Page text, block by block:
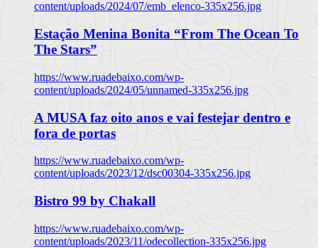
content/uploads/2024/07/emb_elenco-335x256.jpg
Estação Menina Bonita “From The Ocean To
The Stars”
https://www.ruadebaixo.com/wp-
content/uploads/2024/05/unnamed-335x256.jpg
A MUSA faz oito anos e vai festejar dentro e
fora de portas
https://www.ruadebaixo.com/wp-
content/uploads/2023/12/dsc00304-335x256.jpg
Bistro 99 by Chakall
https://www.ruadebaixo.com/wp-
content/uploads/2023/11/odecollection-335x256.jpg